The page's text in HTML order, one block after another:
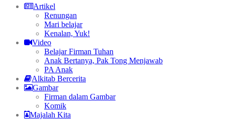
Artikel
Renungan
Mari belajar
Kenalan, Yuk!
Video
Belajar Firman Tuhan
Anak Bertanya, Pak Tong Menjawab
PA Anak
Alkitab Bercerita
Gambar
Firman dalam Gambar
Komik
Majalah Kita